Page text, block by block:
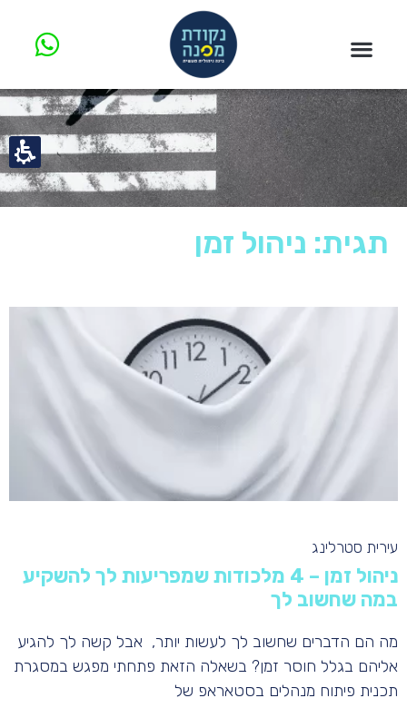
תגית: ניהול זמן
ניהול זמן – 4 מלכודות שמפריעות לך להשקיע
במה שחשוב לך
עירית סטרלינג
מה הם הדברים שחשוב לך לעשות יותר, אבל קשה לך להגיע
אליהם בגלל חוסר זמן? בשאלה הזאת פתחתי מפגש במסגרת
תכנית פיתוח מנהלים בסטאראפ של